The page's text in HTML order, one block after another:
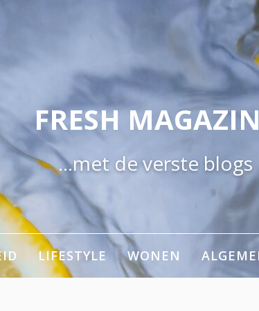
FRESH
…met de verste blogs
LIFESTYLE WONEN